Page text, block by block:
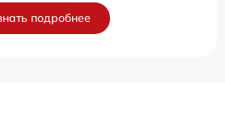
подробнее